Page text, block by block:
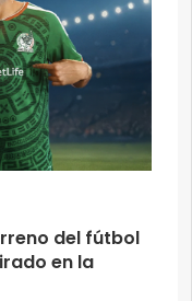
del fútbol
en la